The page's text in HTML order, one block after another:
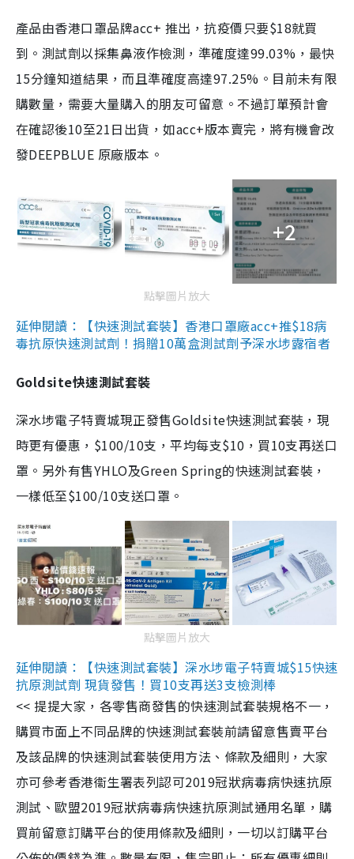
產品由香港口罩品牌acc+ 推出，抗疫價只要$18就買
到。測試劑以採集鼻液作檢測，準確度達99.03%，最快
15分鐘知道結果，而且準確度高達97.25%。目前未有限
購數量，需要大量購入的朋友可留意。不過訂單預計會
在確認後10至21日出貨，如acc+版本賣完，將有機會改
發DEEPBLUE 原廠版本。
+2
點擊圖片放大
延伸閱讀：【快速測試套裝】香港口罩廠acc+推$18病
毒抗原快速測試劑！捐贈10萬盒測試劑予深水埗露宿者
Goldsite快速測試套裝
深水埗電子特賣城現正發售Goldsite快速測試套裝，現
時更有優惠，$100/10支，平均每支$10，買10支再送口
罩。另外有售YHLO及Green Spring的快速測試套裝，
一樣低至$100/10支送口罩。
點擊圖片放大
延伸閱讀：【快速測試套裝】深水埗電子特賣城$15快速
抗原測試劑 現貨發售！買10支再送3支檢測棒
<< 提提大家，各零售商發售的快速測試套裝規格不一，
購買市面上不同品牌的快速測試套裝前請留意售賣平台
及該品牌的快速測試套裝使用方法、條款及細則，大家
亦可參考香港衞生署表列認可2019冠狀病毒病快速抗原
測試、歐盟2019冠狀病毒病快速抗原測試通用名單，購
買前留意訂購平台的使用條款及細則，一切以訂購平台